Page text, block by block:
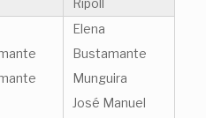
Elena
Bustamante
Munguira
José Manuel